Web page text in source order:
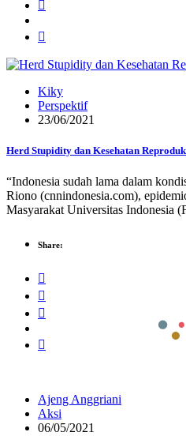
Kiky
Perspektif
23/06/2021
Herd Stupidity dan Kesehatan
“Indonesia sudah lama dalam
Riono (cnnindonesia.com),
Masyarakat Universitas Indonesia
Share:
Ajeng Anggriani
Aksi
06/05/2021